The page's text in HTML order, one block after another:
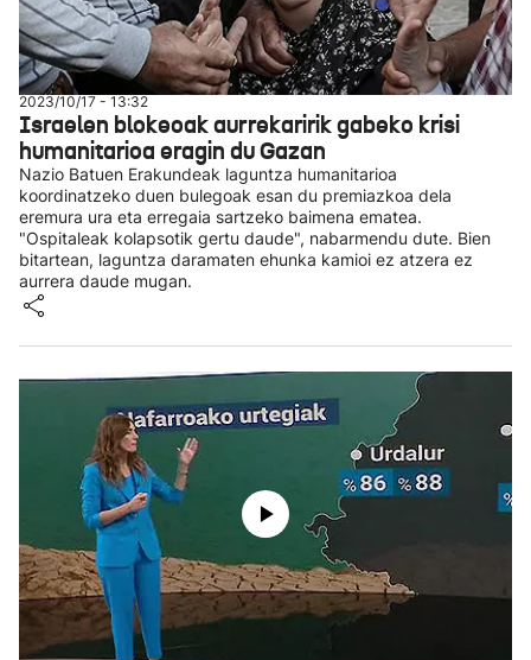
2023/10/17 - 13:32
Israelen blokeoak aurrekaririk gabeko krisi
humanitarioa eragin du Gazan
Nazio Batuen Erakundeak laguntza humanitarioa
koordinatzeko duen bulegoak esan du premiazkoa dela
eremura ura eta erregaia sartzeko baimena ematea.
"Ospitaleak kolapsotik gertu daude", nabarmendu dute. Bien
bitartean, laguntza daramaten ehunka kamioi ez atzera ez
aurrera daude mugan.